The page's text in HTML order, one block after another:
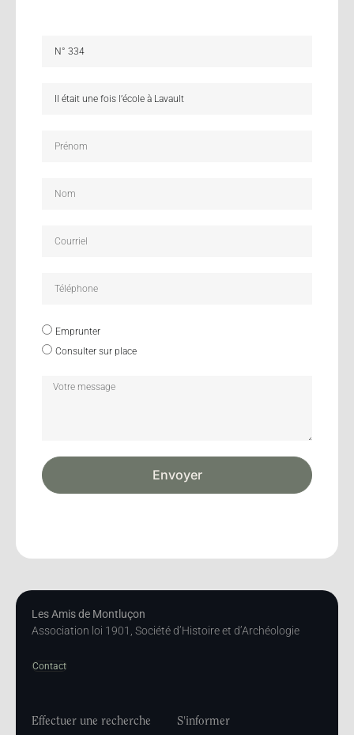
Emprunter
Consulter sur place
Envoyer
Les Amis de Montluçon
Association loi 1901, Société d’Histoire et d’Archéologie
Contact
Effectuer une recherche S'informer